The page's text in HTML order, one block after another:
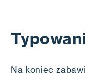
Na koniec